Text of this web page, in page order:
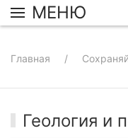
МЕНЮ
Главная
Геология и